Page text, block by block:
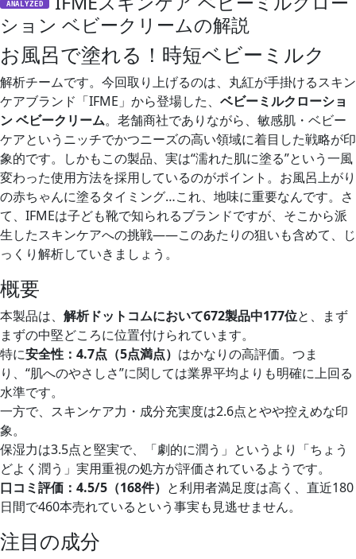
ANALYZED
ション ベビークリームの解説
お風呂で塗れる！時短ベビーミルク
解析チームです。今回取り上げるのは、丸紅が手掛けるスキン
ケアブランド「IFME」から登場した、 ベビーミルクローショ
ン ベビークリーム。老舗商社でありながら、敏感肌・ベビー
ケアというニッチでかつニーズの高い領域に着目した戦略が印
象的です。しかもこの製品、実は“濡れた肌に塗る”という一風
変わった使用方法を採用しているのがポイント。お風呂上がり
の赤ちゃんに塗るタイミング…これ、地味に重要なんです。さ
て、IFMEは子ども靴で知られるブランドですが、そこから派
生したスキンケアへの挑戦——このあたりの狙いも含めて、じ
っくり解析していきましょう。
概要
本製品は、 解析ドットコムにおいて672製品中177位と、まず
まずの中堅どころに位置付けられています。
特に安全性：4.7点（5点満点） はかなりの高評価。つま
り、“肌へのやさしさ”に関しては業界平均よりも明確に上回る
水準です。
一方で、スキンケア力・成分充実度は2.6点とやや控えめな印
象。
保湿力は3.5点と堅実で、「劇的に潤う」というより「ちょう
どよく潤う」実用重視の処方が評価されているようです。
口コミ評価：4.5/5（168件） と利用者満足度は高く、直近180
日間で460本売れているという事実も見逃せません。
注目の成分